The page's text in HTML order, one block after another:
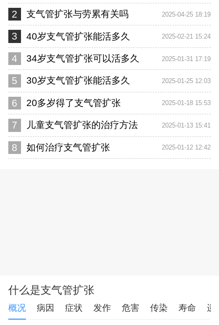
2 支气管扩张与劳累有关吗 2025-04-25 18:19
3 40岁支气管扩张能活多久 2025-02-21 15:24
4 34岁支气管扩张可以活多久 2025-01-31 17:19
5 30岁支气管扩张能活多久 2025-01-25 12:03
6 20多岁得了支气管扩张 2025-01-18 15:53
7 儿童支气管扩张的治疗方法 2025-01-13 15:41
8 如何治疗支气管扩张 2025-01-12 12:42
什么是支气管扩张
概况 病因 症状 发作 危害 传染 寿命 遗